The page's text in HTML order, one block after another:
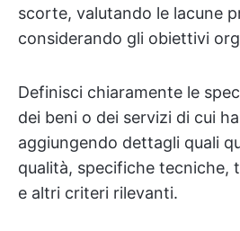
scorte, valutando le lacune
considerando gli obiettivi
Definisci chiaramente le
dei beni o dei servizi di cui
aggiungendo dettagli quali
qualità, specifiche tecniche,
e altri criteri rilevanti.